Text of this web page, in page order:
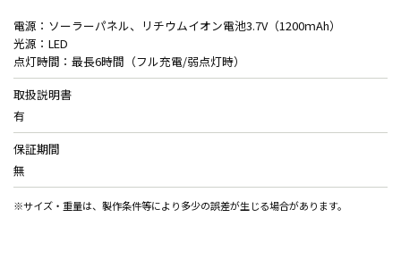
電源：ソーラーパネル、リチウムイオン電池3.7V（1200ｍAh）
光源：LED
点灯時間：最長6時間（フル充電/弱点灯時）
取扱説明書
有
保証期間
無
※サイズ・重量は、製作条件等により多少の誤差が生じる場合があります。